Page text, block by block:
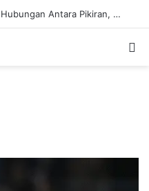
Panduan Makanan Bergizi Seimbang untuk Menjaga Kesehatan Rahim Wanita